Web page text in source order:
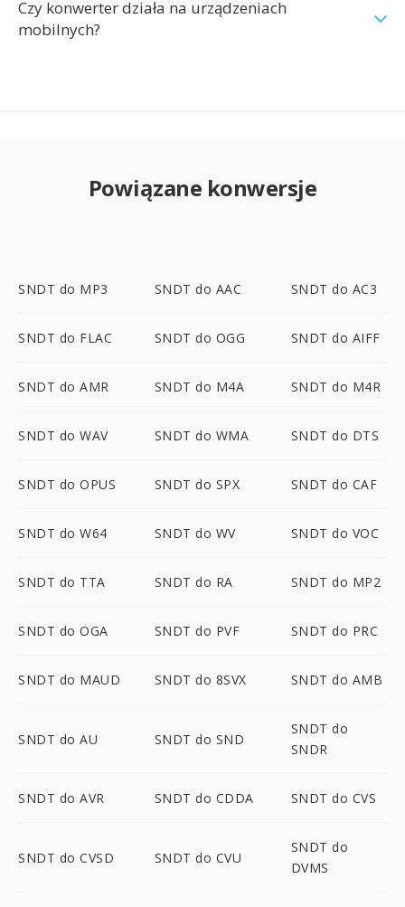
Czy konwerter działa na urządzeniach
mobilnych?
Powiązane konwersje
SNDT do MP3 SNDT do AAC SNDT do AC3
SNDT do FLAC SNDT do OGG SNDT do AIFF
SNDT do AMR SNDT do M4A SNDT do M4R
SNDT do WAV SNDT do WMA SNDT do DTS
SNDT do OPUS SNDT do SPX SNDT do CAF
SNDT do W64 SNDT do WV SNDT do VOC
SNDT do TTA SNDT do RA SNDT do MP2
SNDT do OGA SNDT do PVF SNDT do PRC
SNDT do MAUD SNDT do 8SVX SNDT do AMB
SNDT do AU SNDT do SND
SNDT do
SNDR
SNDT do AVR SNDT do CDDA SNDT do CVS
SNDT do CVSD SNDT do CVU
SNDT do
DVMS